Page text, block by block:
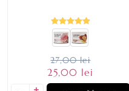
27,00 lei
25,00 lei